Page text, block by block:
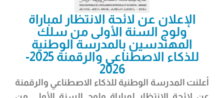
الإعلان عن لائحة الانتظار لمباراة
ولوج السنة الأولى من سلك
المهندسين بالمدرسة الوطنية
للذكاء الاصطناعي والرقمنة 2025-
2026
أعلنت المدرسة الوطنية للذكاء الاصطناعي والرقمنة